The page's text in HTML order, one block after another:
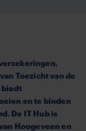
Toezicht van de
biedt
en te binden
De IT Hub is
Hoogeveen en